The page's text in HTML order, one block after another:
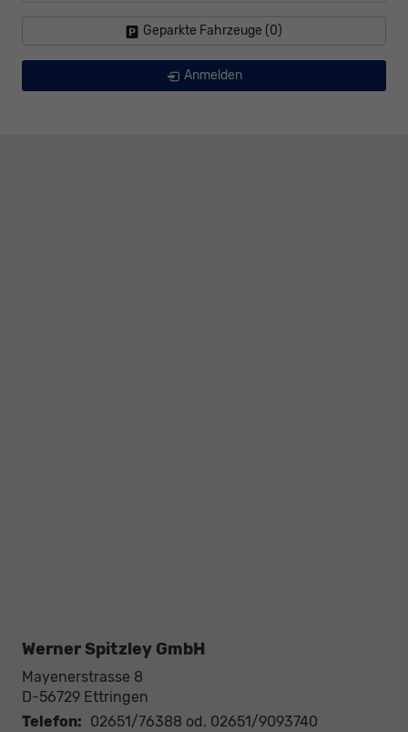
Geparkte Fahrzeuge (0)
Anmelden
Werner Spitzley GmbH
Mayenerstrasse 8
D-56729 Ettringen
Telefon: 02651/76388 od. 02651/9093740